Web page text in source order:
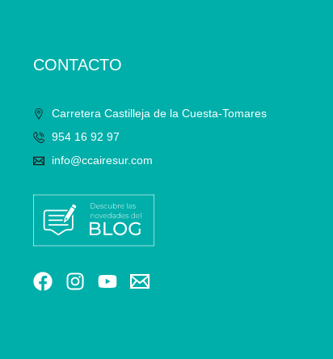
CONTACTO
Carretera Castilleja de la Cuesta-Tomares
954 16 92 97
info@ccairesur.com